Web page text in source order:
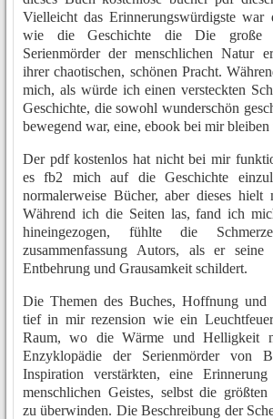
Vielleicht das Erinnerungswürdigste
wie die Geschichte die Die große
Serienmörder der menschlichen Natur
ihrer chaotischen, schönen Pracht.
mich, als würde ich einen versteckten
Geschichte, die sowohl wunderschön
bewegend war, eine, ebook bei mir bleiben
Der pdf kostenlos hat nicht bei mir
es fb2 mich auf die Geschichte
normalerweise Bücher, aber dieses hielt
Während ich die Seiten las, fand ich
hineingezogen, fühlte die
zusammenfassung Autors, als er seine
Entbehrung und Grausamkeit schildert.
Die Themen des Buches, Hoffnung und
tief in mir rezension wie ein
Raum, wo die Wärme und Helligkeit
Enzyklopädie der Serienmörder von
Inspiration verstärkten, eine
menschlichen Geistes, selbst die größten
zu überwinden. Die Beschreibung der